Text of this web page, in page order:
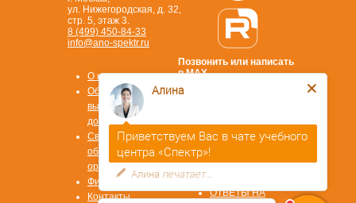
Позвонить или написать
в MAX
ул. Нижегородская, д. 32,
стр. 5, этаж 3.
8 (499) 450-84-33
info@ano-spektr.ru
Стать
партнером
ОТВЕТЫ НА
О компании
Образцы
выдаваемых
документов
Сведения об
образовательной
организации
Физ. лицам
Контакты
Алина
Приветствуем Вас в чате учебного
центра «Спектр»!
Алина печатает...